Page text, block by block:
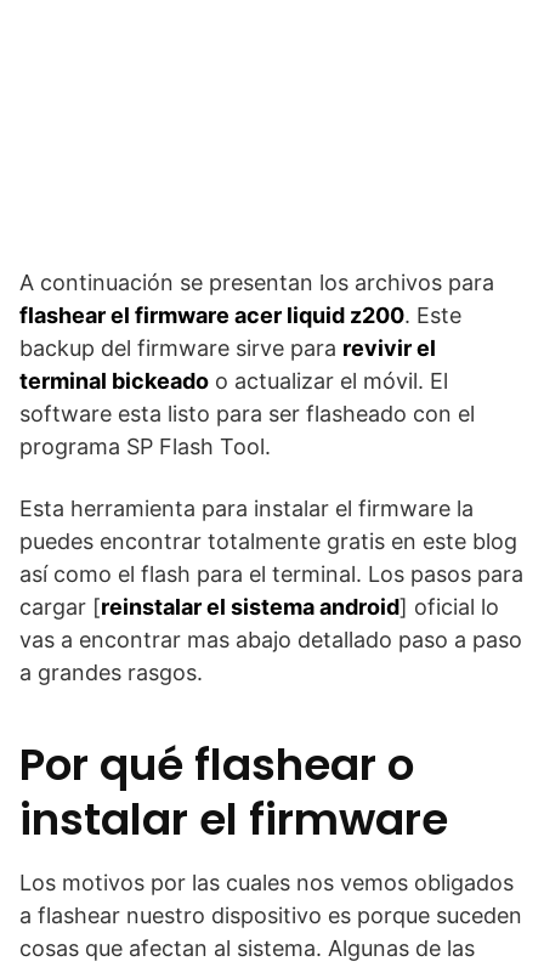
A continuación se presentan los archivos para
flashear el firmware acer liquid z200. Este
backup del firmware sirve para revivir el
terminal bickeado o actualizar el móvil. El
software esta listo para ser flasheado con el
programa SP Flash Tool.
Esta herramienta para instalar el firmware la
puedes encontrar totalmente gratis en este blog
así como el flash para el terminal. Los pasos para
cargar [reinstalar el sistema android] oficial lo
vas a encontrar mas abajo detallado paso a paso
a grandes rasgos.
Por qué flashear o
instalar el firmware
Los motivos por las cuales nos vemos obligados
a flashear nuestro dispositivo es porque suceden
cosas que afectan al sistema. Algunas de las